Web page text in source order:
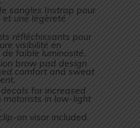
sangles Instrap pour
et une légèreté
réfléchissants pour
visibilité en
faible luminosité.
brow pad design
comfort and sweat
for increased
motorists in low-light
on visor included.